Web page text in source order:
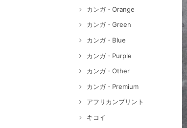
カンガ・Orange
カンガ・Green
カンガ・Blue
カンガ・Purple
カンガ・Other
カンガ・Premium
アフリカンプリント
キコイ